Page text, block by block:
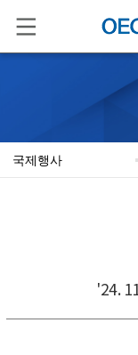
검색
국제행사
'24.